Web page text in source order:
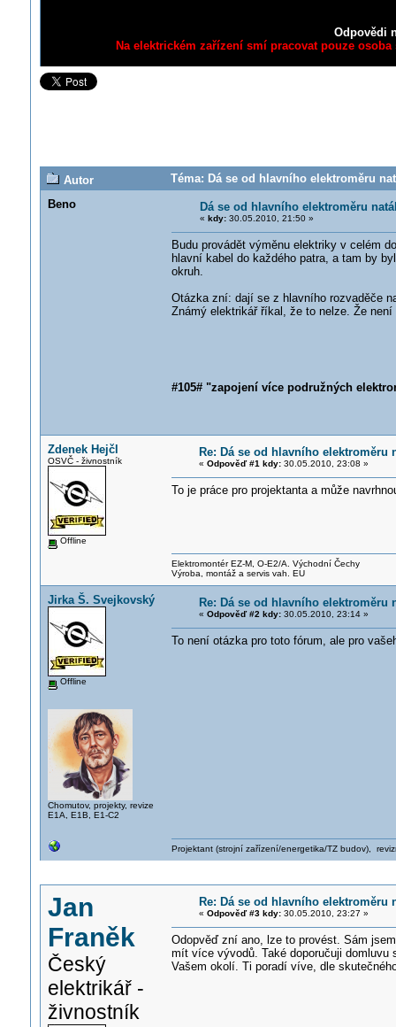
Odpovědi
Na elektrickém zařízení smí pracovat pouze
Autor
Téma: Dá se od hlavního elektroměru
Beno
Dá se od hlavního elektroměru
« kdy:30.05.2010, 21:50 »
Budu provádět výměnu elektriky v celém
hlavní kabel do každého patra, a tam by
okruh.
Otázka zní: dají se z hlavního rozvaděče
Známý elektrikář říkal, že to nelze. Že
#105# "zapojení více podružných
Zdenek Hejčl
OSVČ - živnostník
Offline
Re: Dá se od hlavního
« Odpověď #1 kdy:30.05.2010, 23:08 »
To je práce pro projektanta a může
Elektromontér EZ-M, O-E2/A. Východní Čechy
Výroba, montáž a servis vah. EU
Jirka Š. Svejkovský
Offline
Chomutov, projekty, revize
E1A, E1B, E1-C2
Re: Dá se od hlavního
« Odpověď #2 kdy:30.05.2010, 23:14 »
To není otázka pro toto fórum, ale pro
Projektant (strojní zařízení/energetika/TZ budov),
Jan
Franěk
Český
elektrikář -
živnostník
Re: Dá se od hlavního
« Odpověď #3 kdy:30.05.2010, 23:27 »
Odopvěď zní ano, lze to provést. Sám
mít více vývodů. Také doporučuji
Vašem okolí. Ti poradí víve, dle